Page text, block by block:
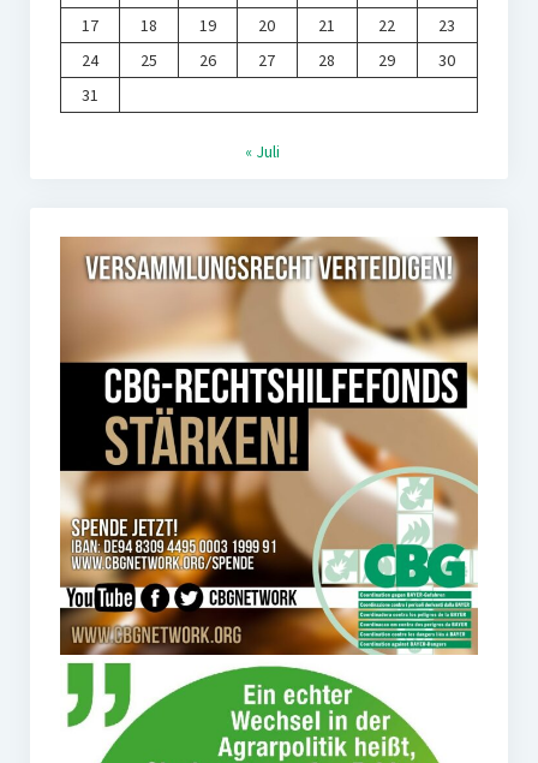
17
18 19 20 21 22
23
24
25 26 27 28 29
30
31
« Juli